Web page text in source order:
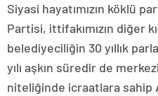
Siyasi hayatımızın köklü
Partisi, ittifakımızın diğer
belediyeciliğin 30 yıllık
yılı aşkın süredir de
niteliğinde icraatlara sahip